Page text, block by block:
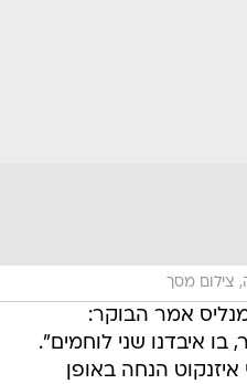
צילום מסך
אמר הבוקר:
איבדנו שני לוחמים".
הנחה באופן